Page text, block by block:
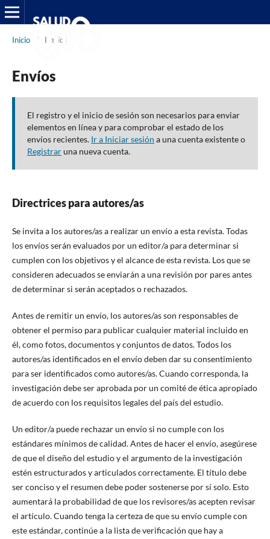
Inicio / Envíos
Envíos
El registro y el inicio de sesión son necesarios para enviar
elementos en línea y para comprobar el estado de los
envíos recientes. Ir a Iniciar sesión a una cuenta existente o
Registraruna nueva cuenta.
Directrices para autores/as
Se invita a los autores/as a realizar un envío a esta revista. Todas
los envíos serán evaluados por un editor/a para determinar si
cumplen con los objetivos y el alcance de esta revista. Los que se
consideren adecuados se enviarán a una revisión por pares antes
de determinar si serán aceptados o rechazados.
Antes de remitir un envío, los autores/as son responsables de
obtener el permiso para publicar cualquier material incluido en
él, como fotos, documentos y conjuntos de datos. Todos los
autores/as identificados en el envío deben dar su consentimiento
para ser identificados como autores/as. Cuando corresponda, la
investigación debe ser aprobada por un comité de ética apropiado
de acuerdo con los requisitos legales del país del estudio.
Un editor/a puede rechazar un envío si no cumple con los
estándares mínimos de calidad. Antes de hacer el envío, asegúrese
de que el diseño del estudio y el argumento de la investigación
estén estructurados y articulados correctamente. El título debe
ser conciso y el resumen debe poder sostenerse por sí solo. Esto
aumentará la probabilidad de que los revisores/as acepten revisar
el artículo. Cuando tenga la certeza de que su envío cumple con
este estándar, continúe a la lista de verificación que hay a